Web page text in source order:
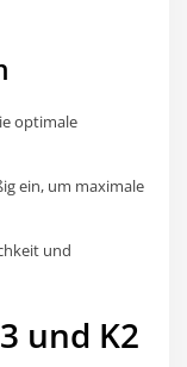
optimale
ein, um maximale
und
und K2